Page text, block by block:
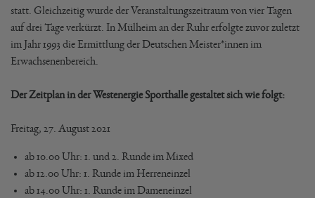
statt. Gleichzeitig wurde der Veranstaltungszeitraum von vier Tagen
auf drei Tage verkürzt. In Mülheim an der Ruhr erfolgte zuvor zuletzt
im Jahr 1993 die Ermittlung der Deutschen Meister*innen im
Erwachsenenbereich.
Der Zeitplan in der Westenergie Sporthalle gestaltet sich wie folgt:
Freitag, 27. August 2021
ab 10.00 Uhr: 1. und 2. Runde im Mixed
ab 12.00 Uhr: 1. Runde im Herreneinzel
ab 14.00 Uhr: 1. Runde im Dameneinzel